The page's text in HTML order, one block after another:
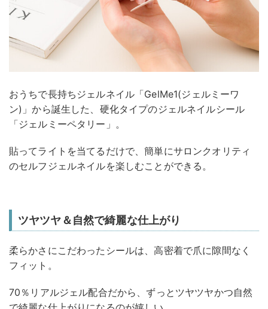
おうちで長持ちジェルネイル「GelMe1(ジェルミーワ
ン)」から誕生した、硬化タイプのジェルネイルシール
「ジェルミーペタリー」。
貼ってライトを当てるだけで、簡単にサロンクオリティ
のセルフジェルネイルを楽しむことができる。
ツヤツヤ＆自然で綺麗な仕上がり
柔らかさにこだわったシールは、高密着で爪に隙間なく
フィット。
70％リアルジェル配合だから、ずっとツヤツヤかつ自然